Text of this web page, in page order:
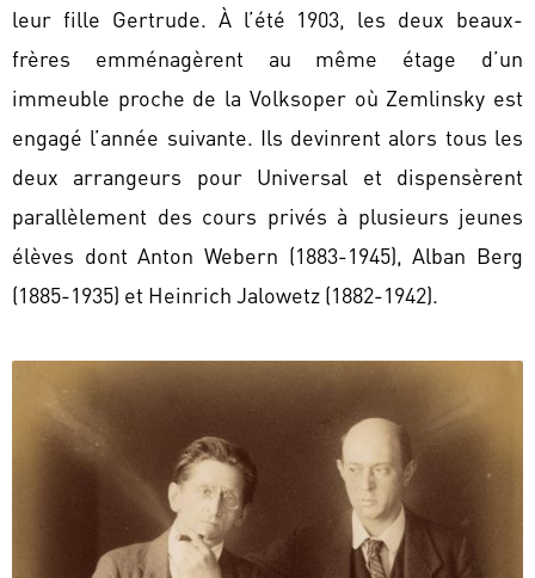
leur fille Gertrude. À l’été 1903, les deux beaux-
frères emménagèrent au même étage d’un
immeuble proche de la Volksoper où Zemlinsky est
engagé l’année suivante. Ils devinrent alors tous les
deux arrangeurs pour Universal et dispensèrent
parallèlement des cours privés à plusieurs jeunes
élèves dont Anton Webern (1883-1945), Alban Berg
(1885-1935) et Heinrich Jalowetz (1882-1942).